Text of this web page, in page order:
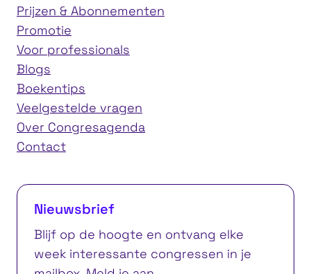
Prijzen & Abonnementen
Promotie
Voor professionals
Blogs
Boekentips
Veelgestelde vragen
Over Congresagenda
Contact
Nieuwsbrief
Blijf op de hoogte en ontvang elke
week interessante congressen in je